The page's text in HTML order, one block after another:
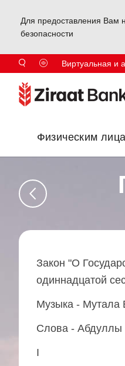
Для предоставления Вам
безопасности
Виртуальная и
Физическим
Закон "О
одиннадцатой
Музыка - Мутала
Слова - Абдуллы
I